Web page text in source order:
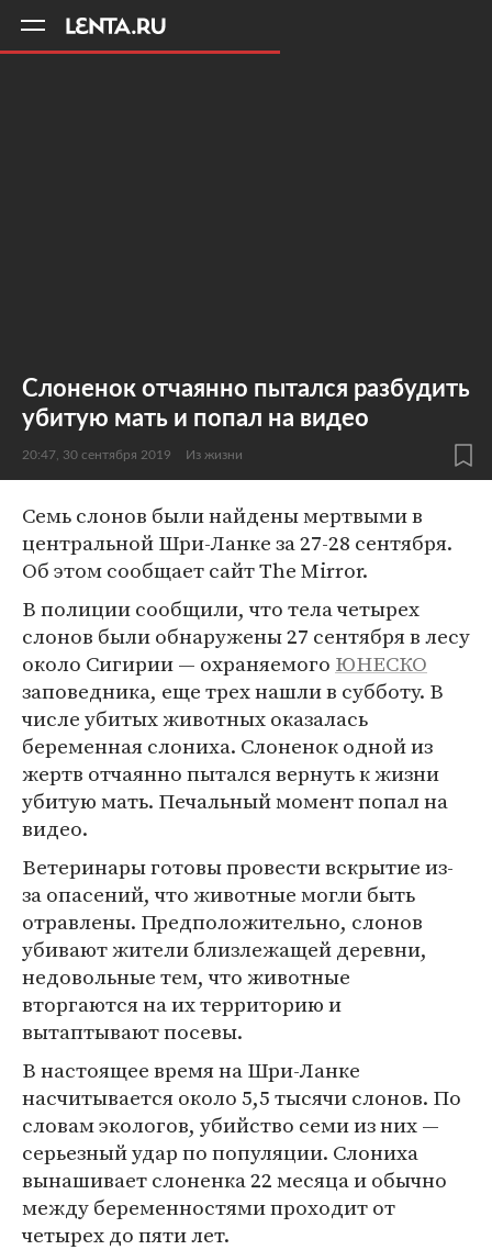
Слоненок отчаянно пытался разбудить
убитую мать и попал на видео
20:47, 30 сентября 2019 Из жизни
Семь слонов были найдены мертвыми в
центральной Шри-Ланке за 27-28 сентября.
Об этом сообщает сайт The Mirror.
В полиции сообщили, что тела четырех
слонов были обнаружены 27 сентября в лесу
около Сигирии — охраняемого ЮНЕСКО
заповедника, еще трех нашли в субботу. В
числе убитых животных оказалась
беременная слониха. Слоненок одной из
жертв отчаянно пытался вернуть к жизни
убитую мать. Печальный момент попал на
видео.
Ветеринары готовы провести вскрытие из-
за опасений, что животные могли быть
отравлены. Предположительно, слонов
убивают жители близлежащей деревни,
недовольные тем, что животные
вторгаются на их территорию и
вытаптывают посевы.
В настоящее время на Шри-Ланке
насчитывается около 5,5 тысячи слонов. По
словам экологов, убийство семи из них —
серьезный удар по популяции. Слониха
вынашивает слоненка 22 месяца и обычно
между беременностями проходит от
четырех до пяти лет.